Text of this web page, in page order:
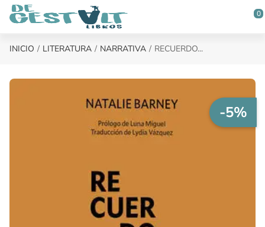
Saltar al contenido principal
0
INICIO LITERATURA NARRATIVA RECUERDO...
-5%